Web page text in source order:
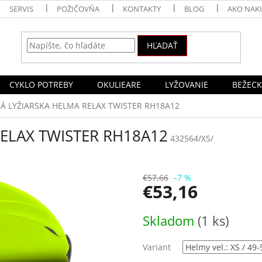
SERVIS POŽIČOVŇA KONTAKTY BLOG AKO
HĽADAŤ
CYKLO POTREBY OKULIEARE LYŽOVANIE
LYŽIARSKA HELMA RELAX TWISTER RH18A12
TWISTER RH18A12 432564/XS/
€57,66 –7 %
€53,16
cena:
Skladom (1 ks)
Variant